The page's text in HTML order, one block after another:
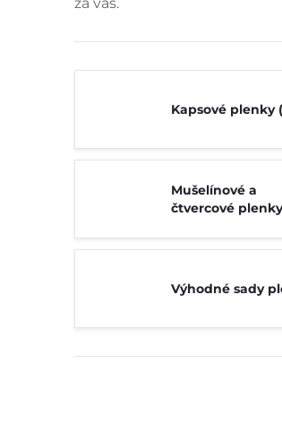
Kapsové plenky
Mušelínové a
čtvercové plenky
Výhodné sady